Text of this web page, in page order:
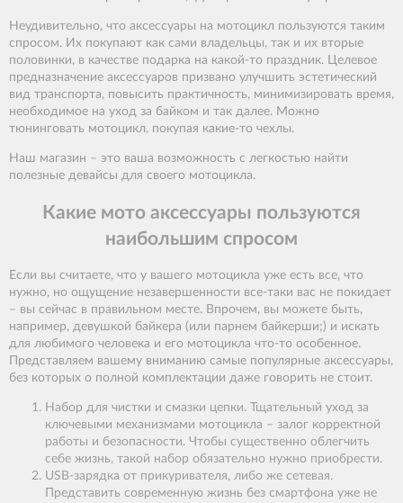
Неудивительно, что аксессуары на мотоцикл пользуются таким
спросом. Их покупают как сами владельцы, так и их вторые
половинки, в качестве подарка на какой-то праздник. Целевое
предназначение аксессуаров призвано улучшить эстетический
вид транспорта, повысить практичность, минимизировать время,
необходимое на уход за байком и так далее. Можно
тюнинговать мотоцикл, покупая какие-то чехлы.
Наш магазин – это ваша возможность с легкостью найти
полезные девайсы для своего мотоцикла.
Какие мото аксессуары пользуются
наибольшим спросом
Если вы считаете, что у вашего мотоцикла уже есть все, что
нужно, но ощущение незавершенности все-таки вас не покидает
– вы сейчас в правильном месте. Впрочем, вы можете быть,
например, девушкой байкера (или парнем байкерши;) и искать
для любимого человека и его мотоцикла что-то особенное.
Представляем вашему вниманию самые популярные аксессуары,
без которых о полной комплектации даже говорить не стоит.
Набор для чистки и смазки цепки. Тщательный уход за
ключевыми механизмами мотоцикла – залог корректной
работы и безопасности. Чтобы существенно облегчить
себе жизнь, такой набор обязательно нужно приобрести.
USB-зарядка от прикуривателя, либо же сетевая.
Представить современную жизнь без смартфона уже не